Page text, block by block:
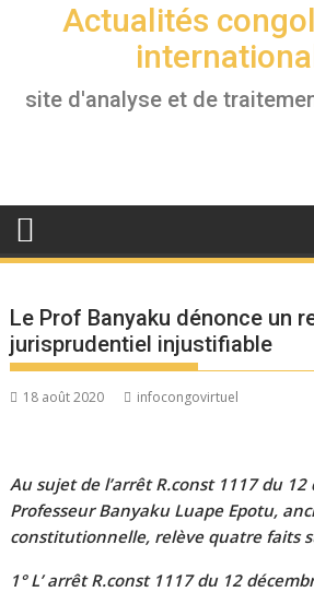
Actualités
site d'analyse et de
Le Prof Banyaku dénonce un
jurisprudentiel injustifiable
18 août 2020 infocongovirtuel
Au sujet de l’arrêt R.const 1117 du
Professeur Banyaku Luape Epotu,
constitutionnelle, relève quatre faits
1° L’ arrêt R.const 1117 du 12